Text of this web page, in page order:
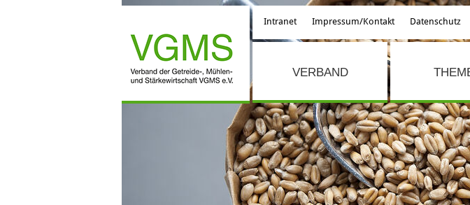
Intranet Impressum/Kontakt Datenschutz
VERBAND